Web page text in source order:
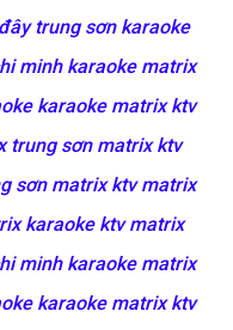
trung sơn karaoke
minh karaoke matrix
karaoke matrix ktv
trung sơn matrix ktv
sơn matrix ktv matrix
karaoke ktv matrix
minh karaoke matrix
karaoke matrix ktv